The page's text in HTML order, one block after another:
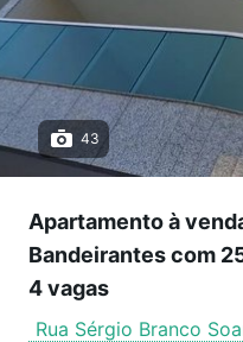
43
Apartamento à
Bandeirantes com
4 vagas
Rua Sérgio Branco